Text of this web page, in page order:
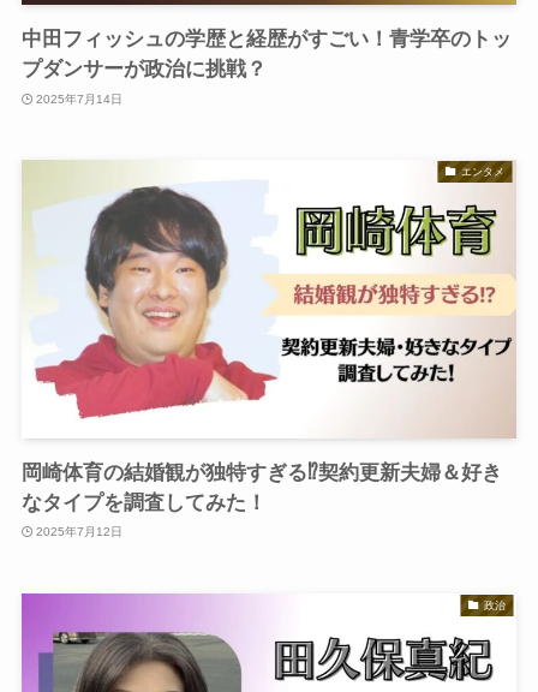
中田フィッシュの学歴と経歴がすごい！青学卒のトッ
プダンサーが政治に挑戦？
2025年7月14日
エンタメ
岡崎体育の結婚観が独特すぎる⁉︎契約更新夫婦＆好き
なタイプを調査してみた！
2025年7月12日
政治